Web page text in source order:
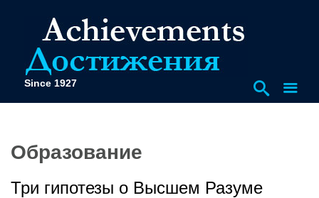
Since 1927
Образование
Три гипотезы о Высшем Разуме